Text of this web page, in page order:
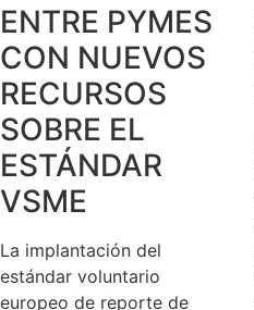
ENTRE PYMES
CON NUEVOS
RECURSOS
SOBRE EL
ESTÁNDAR
VSME
La implantación del
estándar voluntario
europeo de reporte de